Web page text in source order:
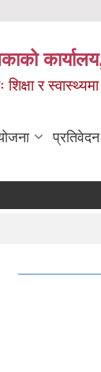
र
प्रतिवेदन